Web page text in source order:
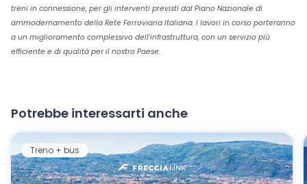
treni in connessione, per gli interventi previsti dal Piano Nazionale di
ammodernamento della Rete Ferroviaria Italiana. I lavori in corso porteranno
a un miglioramento complessivo dell'infrastruttura, con un servizio più
efficiente e di qualità per il nostro Paese.
Potrebbe interessarti anche
Treno + bus